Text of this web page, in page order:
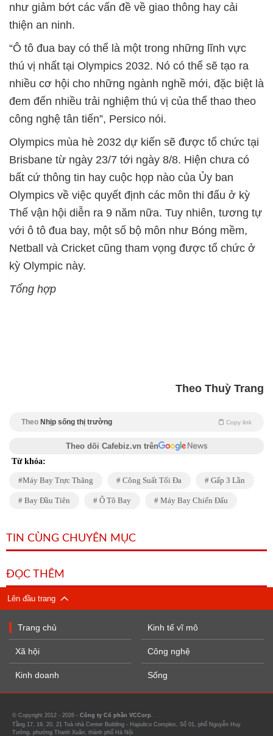
như giảm bớt các vấn đề về giao thông hay cải
thiện an ninh.
“Ô tô đua bay có thể là một trong những lĩnh vực
thú vị nhất tại Olympics 2032. Nó có thể sẽ tạo ra
nhiều cơ hội cho những ngành nghề mới, đặc biệt là
đem đến nhiều trải nghiệm thú vị của thể thao theo
công nghệ tân tiến”, Persico nói.
Olympics mùa hè 2032 dự kiến sẽ được tổ chức tại
Brisbane từ ngày 23/7 tới ngày 8/8. Hiện chưa có
bất cứ thông tin hay cuộc họp nào của Ủy ban
Olympics về việc quyết định các môn thi đấu ở kỳ
Thế vận hội diễn ra 9 năm nữa. Tuy nhiên, tương tự
với ô tô đua bay, một số bộ môn như Bóng mềm,
Netball và Cricket cũng tham vọng được tổ chức ở
kỳ Olympic này.
Tổng hợp
Theo Thuỳ Trang
Theo Nhịp sống thị trường Copy link
Theo dõi Cafebiz.vn trên
Từ khóa:
Máy Bay Trực Thăng Công Suất Tối Đa Gấp 3 Lần
Bay Đầu Tiên Ô Tô Bay Máy Bay Chiến Đấu
TIN CÙNG CHUYÊN MỤC
ĐỌC THÊM
Lên đầu trang
Trang chủ
Xã hội
Kinh doanh
Kinh tế vĩ mô
Công nghệ
Sống
© Copyright 2012 - 2026 - Công ty Cổ phần VCCorp.
Tầng 17, 19, 20, 21 Toà nhà Center Building - Hapulico Complex, Số 01, phố Nguyễn Huy
Tưởng, phường Thanh Xuân, thành phố Hà Nội